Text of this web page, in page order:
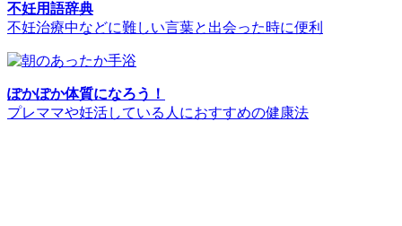
不妊用語辞典
不妊治療中などに難しい言葉と出会った時に便利
ぽかぽか体質になろう！
プレママや妊活している人におすすめの健康法